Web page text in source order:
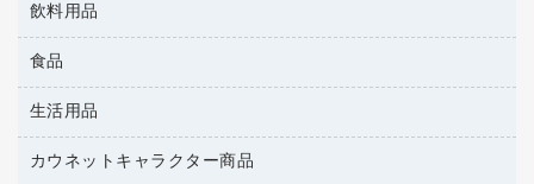
ＬＡＮケーブル
ＨＤＤ／ＳＳＤ
ディスプレイモニター
アウター
養生用品
防災用品
防災用備蓄食品・飲料
台車・脚立
倉庫収納用品
飲料用品
緑茶飲料
茶葉・インスタント
紅茶・バラエティ飲料
レギュラーコーヒー
食品
食品
菓子
生活用品
浴室用品
カウネットキャラクター商品